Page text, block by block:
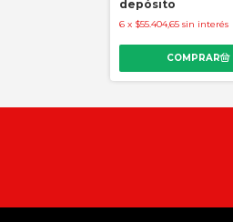
depósito
6 x $55.404,65 sin interés